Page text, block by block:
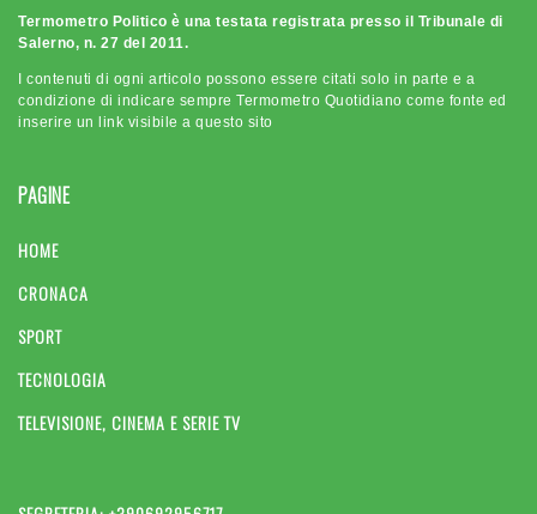
Termometro Politico è una testata registrata presso il Tribunale di
Salerno, n. 27 del 2011.
I contenuti di ogni articolo possono essere citati solo in parte e a
condizione di indicare sempre Termometro Quotidiano come fonte ed
inserire un link visibile a questo sito
PAGINE
HOME
CRONACA
SPORT
TECNOLOGIA
TELEVISIONE, CINEMA E SERIE TV